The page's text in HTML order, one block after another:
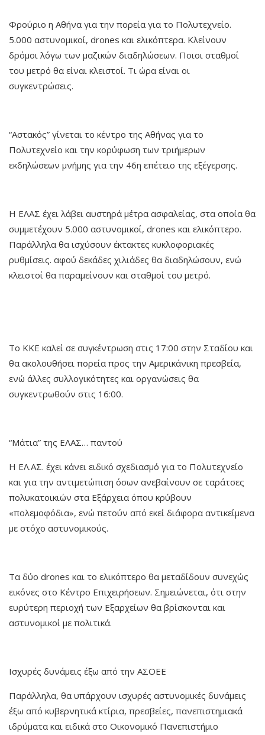
Φρούριο η Αθήνα για την πορεία για το Πολυτεχνείο.
5.000 αστυνομικοί, drones και ελικόπτερα. Κλείνουν
δρόμοι λόγω των μαζικών διαδηλώσεων. Ποιοι σταθμοί
του μετρό θα είναι κλειστοί. Τι ώρα είναι οι
συγκεντρώσεις.
“Αστακός” γίνεται το κέντρο της Αθήνας για το
Πολυτεχνείο και την κορύφωση των τριήμερων
εκδηλώσεων μνήμης για την 46η επέτειο της εξέγερσης.
Η ΕΛΑΣ έχει λάβει αυστηρά μέτρα ασφαλείας, στα οποία θα
συμμετέχουν 5.000 αστυνομικοί, drones και ελικόπτερο.
Παράλληλα θα ισχύσουν έκτακτες κυκλοφοριακές
ρυθμίσεις. αφού δεκάδες χιλιάδες θα διαδηλώσουν, ενώ
κλειστοί θα παραμείνουν και σταθμοί του μετρό.
Το ΚΚΕ καλεί σε συγκέντρωση στις 17:00 στην Σταδίου και
θα ακολουθήσει πορεία προς την Αμερικάνικη πρεσβεία,
ενώ άλλες συλλογικότητες και οργανώσεις θα
συγκεντρωθούν στις 16:00.
“Μάτια” της ΕΛΑΣ… παντού
Η ΕΛ.ΑΣ. έχει κάνει ειδικό σχεδιασμό για το Πολυτεχνείο
και για την αντιμετώπιση όσων ανεβαίνουν σε ταράτσες
πολυκατοικιών στα Εξάρχεια όπου κρύβουν
«πολεμοφόδια», ενώ πετούν από εκεί διάφορα αντικείμενα
με στόχο αστυνομικούς.
Τα δύο drones και το ελικόπτερο θα μεταδίδουν συνεχώς
εικόνες στο Κέντρο Επιχειρήσεων. Σημειώνεται, ότι στην
ευρύτερη περιοχή των Εξαρχείων θα βρίσκονται και
αστυνομικοί με πολιτικά.
Ισχυρές δυνάμεις έξω από την ΑΣΟΕΕ
Παράλληλα, θα υπάρχουν ισχυρές αστυνομικές δυνάμεις
έξω από κυβερνητικά κτίρια, πρεσβείες, πανεπιστημιακά
ιδρύματα και ειδικά στο Οικονομικό Πανεπιστήμιο